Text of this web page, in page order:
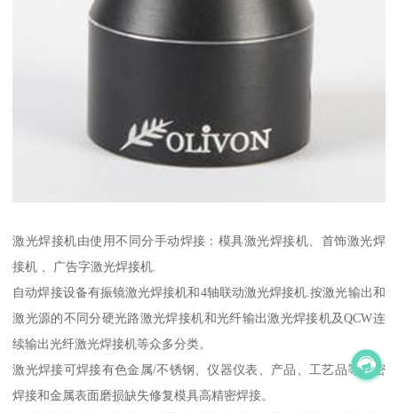
激光焊接机由使用不同分手动焊接：模具激光焊接机、首饰激光焊
接机 、广告字激光焊接机.
自动焊接设备有振镜激光焊接机和4轴联动激光焊接机.按激光输出和
激光源的不同分硬光路激光焊接机和光纤输出激光焊接机及QCW连
续输出光纤激光焊接机等众多分类。
激光焊接可焊接有色金属/不锈钢、仪器仪表、产品、工艺品等精密
焊接和金属表面磨损缺失修复模具高精密焊接。